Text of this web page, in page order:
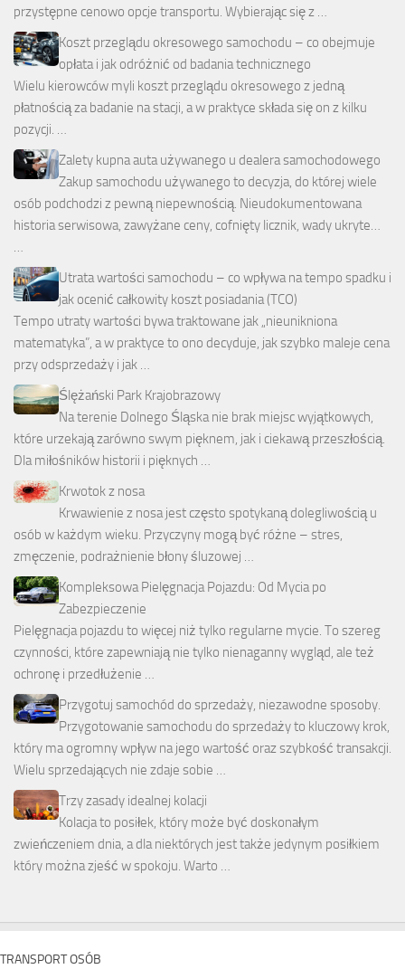
przystępne cenowo opcje transportu. Wybierając się z …
Koszt przeglądu okresowego samochodu – co obejmuje
opłata i jak odróżnić od badania technicznego
Wielu kierowców myli koszt przeglądu okresowego z jedną
płatnością za badanie na stacji, a w praktyce składa się on z kilku
pozycji. …
Zalety kupna auta używanego u dealera samochodowego
Zakup samochodu używanego to decyzja, do której wiele
osób podchodzi z pewną niepewnością. Nieudokumentowana
historia serwisowa, zawyżane ceny, cofnięty licznik, wady ukryte…
…
Utrata wartości samochodu – co wpływa na tempo spadku i
jak ocenić całkowity koszt posiadania (TCO)
Tempo utraty wartości bywa traktowane jak „nieunikniona
matematyka”, a w praktyce to ono decyduje, jak szybko maleje cena
przy odsprzedaży i jak …
Ślężański Park Krajobrazowy
Na terenie Dolnego Śląska nie brak miejsc wyjątkowych,
które urzekają zarówno swym pięknem, jak i ciekawą przeszłością.
Dla miłośników historii i pięknych …
Krwotok z nosa
Krwawienie z nosa jest często spotykaną dolegliwością u
osób w każdym wieku. Przyczyny mogą być różne – stres,
zmęczenie, podrażnienie błony śluzowej …
Kompleksowa Pielęgnacja Pojazdu: Od Mycia po
Zabezpieczenie
Pielęgnacja pojazdu to więcej niż tylko regularne mycie. To szereg
czynności, które zapewniają nie tylko nienaganny wygląd, ale też
ochronę i przedłużenie …
Przygotuj samochód do sprzedaży, niezawodne sposoby.
Przygotowanie samochodu do sprzedaży to kluczowy krok,
który ma ogromny wpływ na jego wartość oraz szybkość transakcji.
Wielu sprzedających nie zdaje sobie …
Trzy zasady idealnej kolacji
Kolacja to posiłek, który może być doskonałym
zwieńczeniem dnia, a dla niektórych jest także jedynym posiłkiem
który można zjeść w spokoju. Warto …
TRANSPORT OSÓB